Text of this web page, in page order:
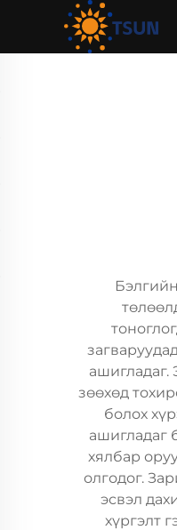
ашигладаг.
зөөхөд
болох
ашигладаг
хялбар
олгодог.
эсвэл
хүргэлт